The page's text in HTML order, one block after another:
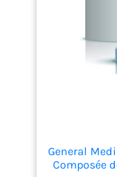
General
Composée